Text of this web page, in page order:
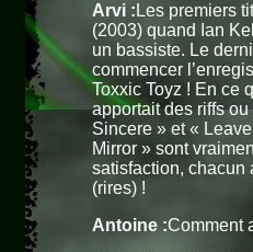
Arvi : Les premiers
(2003) quand Ian
un bassiste. Le
commencer
Toxxic Toyz ! En ce
apportait des riffs
Sincere » et «
Mirror » sont
satisfaction, chacun
(rires) !
Antoine :Comment